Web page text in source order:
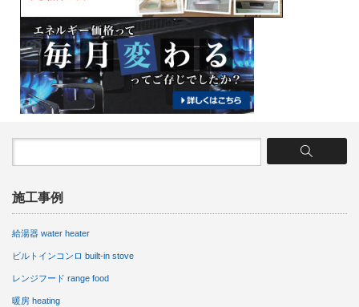
施工事例
給湯器 water heater
ビルトインコンロ built-in stove
レンジフード range food
暖房 heating